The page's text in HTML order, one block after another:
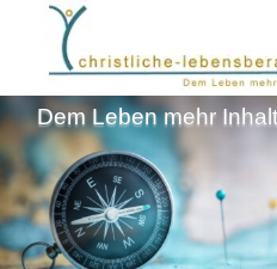
Dem Leben mehr